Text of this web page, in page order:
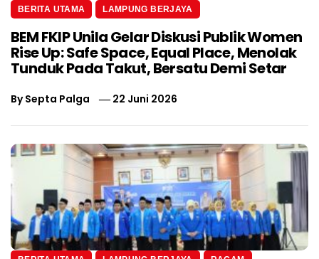
BERITA UTAMA LAMPUNG BERJAYA
BEM FKIP Unila Gelar Diskusi Publik Women
Rise Up: Safe Space, Equal Place, Menolak
Tunduk Pada Takut, Bersatu Demi Setar
BySepta Palga 22 Juni 2026